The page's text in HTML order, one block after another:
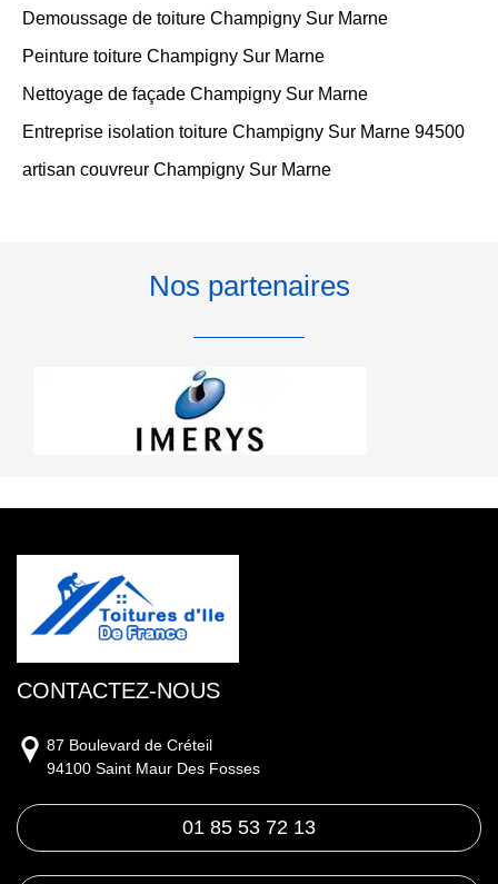
Demoussage de toiture Champigny Sur Marne
Peinture toiture Champigny Sur Marne
Nettoyage de façade Champigny Sur Marne
Entreprise isolation toiture Champigny Sur Marne 94500
artisan couvreur Champigny Sur Marne
Nos partenaires
CONTACTEZ-NOUS
87 Boulevard de Créteil
94100 Saint Maur Des Fosses
01 85 53 72 13